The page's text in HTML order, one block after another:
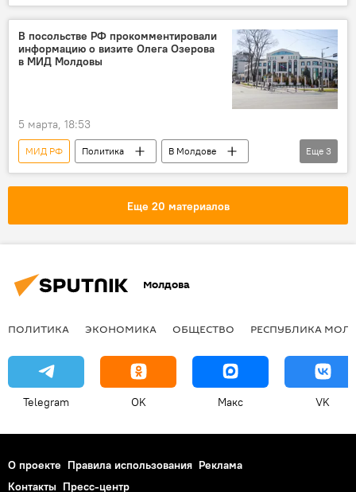
Россия
Мария Захарова
В посольстве РФ прокомментировали
информацию о визите Олега Озерова
в МИД Молдовы
5 марта, 18:53
МИД РФ Политика
В Молдове
Молдова
Олег Озеров
Еще 3
Еще 20 материалов
Молдова
ПОЛИТИКА ЭКОНОМИКА ОБЩЕСТВО РЕСПУБЛИКА
Telegram OK Макс VK
О проекте Правила использования Реклама
Контакты Пресс-центр